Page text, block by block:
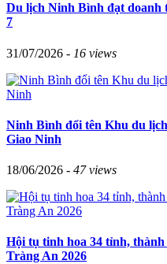
Du lịch Ninh Bình đạt doanh
7
31/07/2026 - 16 views
Ninh Bình đổi tên Khu du
Giao Ninh
18/06/2026 - 47 views
Hội tụ tinh hoa 34 tỉnh,
Tràng An 2026